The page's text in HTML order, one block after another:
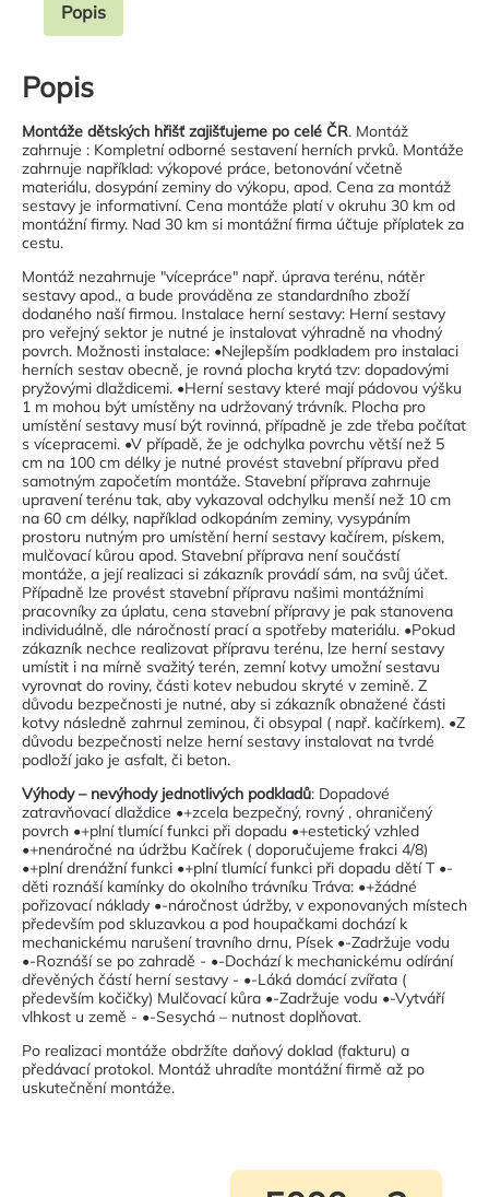
Popis
Popis
Montáže dětských hřišť zajišťujeme po celé ČR. Montáž
zahrnuje : Kompletní odborné sestavení herních prvků. Montáže
zahrnuje například: výkopové práce, betonování včetně
materiálu, dosypání zeminy do výkopu, apod. Cena za montáž
sestavy je informativní. Cena montáže platí v okruhu 30 km od
montážní firmy. Nad 30 km si montážní firma účtuje příplatek za
cestu.
Montáž nezahrnuje "vícepráce" např. úprava terénu, nátěr
sestavy apod., a bude prováděna ze standardního zboží
dodaného naší firmou. Instalace herní sestavy: Herní sestavy
pro veřejný sektor je nutné je instalovat výhradně na vhodný
povrch. Možnosti instalace: •Nejlepším podkladem pro instalaci
herních sestav obecně, je rovná plocha krytá tzv: dopadovými
pryžovými dlaždicemi. •Herní sestavy které mají pádovou výšku
1 m mohou být umístěny na udržovaný trávník. Plocha pro
umístění sestavy musí být rovinná, případně je zde třeba počítat
s vícepracemi. •V případě, že je odchylka povrchu větší než 5
cm na 100 cm délky je nutné provést stavební přípravu před
samotným započetím montáže. Stavební příprava zahrnuje
upravení terénu tak, aby vykazoval odchylku menší než 10 cm
na 60 cm délky, například odkopáním zeminy, vysypáním
prostoru nutným pro umístění herní sestavy kačírem, pískem,
mulčovací kůrou apod. Stavební příprava není součástí
montáže, a její realizaci si zákazník provádí sám, na svůj účet.
Případně lze provést stavební přípravu našimi montážními
pracovníky za úplatu, cena stavební přípravy je pak stanovena
individuálně, dle náročností prací a spotřeby materiálu. •Pokud
zákazník nechce realizovat přípravu terénu, lze herní sestavy
umístit i na mírně svažitý terén, zemní kotvy umožní sestavu
vyrovnat do roviny, části kotev nebudou skryté v zemině. Z
důvodu bezpečnosti je nutné, aby si zákazník obnažené části
kotvy následně zahrnul zeminou, či obsypal ( např. kačírkem). •Z
důvodu bezpečnosti nelze herní sestavy instalovat na tvrdé
podloží jako je asfalt, či beton.
Výhody – nevýhody jednotlivých podkladů: Dopadové
zatravňovací dlaždice •+zcela bezpečný, rovný , ohraničený
povrch •+plní tlumící funkci při dopadu •+estetický vzhled
•+nenáročné na údržbu Kačírek ( doporučujeme frakci 4/8)
•+plní drenážní funkci •+plní tlumící funkci při dopadu dětí T •-
děti roznáší kamínky do okolního trávníku Tráva: •+žádné
pořizovací náklady •-náročnost údržby, v exponovaných místech
především pod skluzavkou a pod houpačkami dochází k
mechanickému narušení travního drnu, Písek •-Zadržuje vodu
•-Roznáší se po zahradě - •-Dochází k mechanickému odírání
dřevěných částí herní sestavy - •-Láká domácí zvířata (
především kočičky) Mulčovací kůra •-Zadržuje vodu •-Vytváří
vlhkost u země - •-Sesychá – nutnost doplňovat.
Po realizaci montáže obdržíte daňový doklad (fakturu) a
předávací protokol. Montáž uhradíte montážní firmě až po
uskutečnění montáže.